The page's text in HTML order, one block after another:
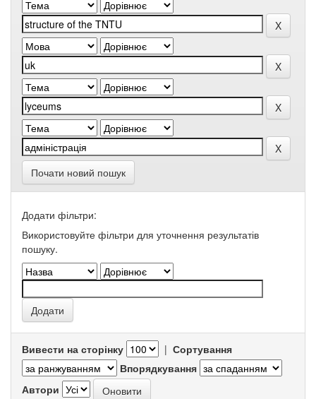
Почати новий пошук
Додати фільтри:
Використовуйте фільтри для уточнення результатів
пошуку.
Вивести на сторінку | Сортування
Впорядкування
Автори